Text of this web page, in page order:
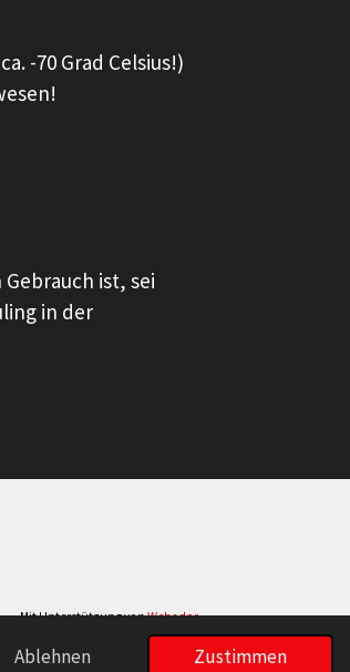
Ablehnen Zustimmen
-70 Grad Celsius!)
ist, sei
in der
Mit Unterstützung vonWebador